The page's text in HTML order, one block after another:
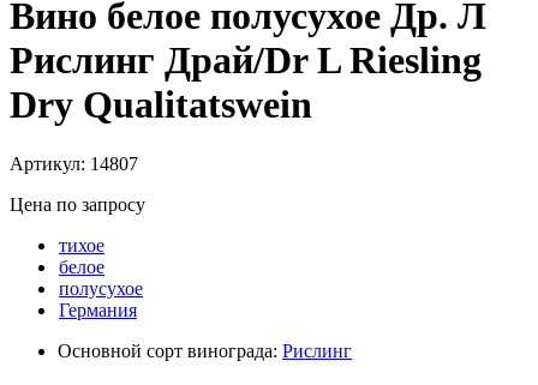
Вино белое полусухое Др. Л
Рислинг Драй/Dr L Riesling
Dry Qualitatswein
Артикул: 14807
Цена по запросу
тихое
белое
полусухое
Германия
Основной сорт винограда: Рислинг